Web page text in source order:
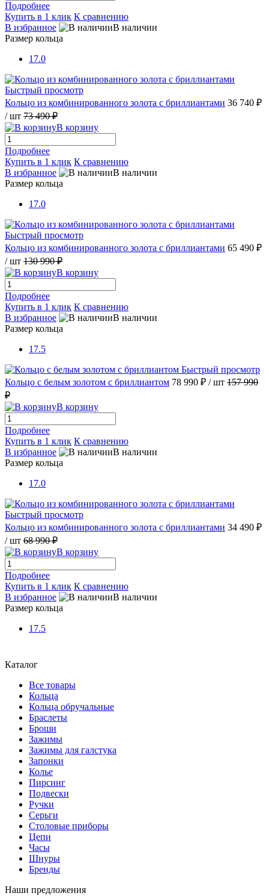
Подробнее
Купить в 1 клик К сравнению
В избранное
В наличии
Размер кольца
17.0
Быстрый просмотр
Кольцо из комбинированного золота с бриллиантами 36 740 ₽
/ шт 73 490 ₽
В корзину
Подробнее
Купить в 1 клик К сравнению
В избранное
В наличии
Размер кольца
17.0
Быстрый просмотр
Кольцо из комбинированного золота с бриллиантами 65 490 ₽
/ шт 130 990 ₽
В корзину
Подробнее
Купить в 1 клик К сравнению
В избранное
В наличии
Размер кольца
17.5
Быстрый просмотр
Кольцо с белым золотом с бриллиантом 78 990 ₽ / шт 157 990
₽
В корзину
Подробнее
Купить в 1 клик К сравнению
В избранное
В наличии
Размер кольца
17.0
Быстрый просмотр
Кольцо из комбинированного золота с бриллиантами 34 490 ₽
/ шт 68 990 ₽
В корзину
Подробнее
Купить в 1 клик К сравнению
В избранное
В наличии
Размер кольца
17.5
Каталог
Все товары
Кольца
Кольца обручальные
Браслеты
Броши
Зажимы
Зажимы для галстука
Запонки
Колье
Пирсинг
Подвески
Ручки
Серьги
Столовые приборы
Цепи
Часы
Шнуры
Бренды
Наши предложения